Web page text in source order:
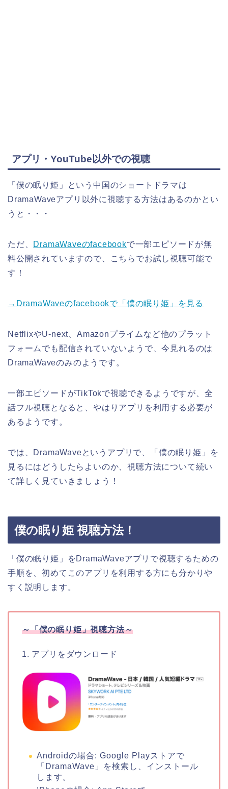
アプリ・YouTube以外での視聴
「僕の眠り姫」という中国のショートドラマは
DramaWaveアプリ以外に視聴する方法はあるのかとい
うと・・・
ただ、 DramaWaveのfacebookで一部エピソードが無
料公開されていますので、こちらでお試し視聴可能で
す！
→DramaWaveのfacebookで「僕の眠り姫」を見る
NetflixやU-next、Amazonプライムなど他のプラット
フォームでも配信されていないようで、今見れるのは
DramaWaveのみのようです。
一部エピソードがTikTokで視聴できるようですが、全
話フル視聴となると、やはりアプリを利用する必要が
あるようです。
では、DramaWaveというアプリで、「僕の眠り姫」を
見るにはどうしたらよいのか、視聴方法について続い
て詳しく見ていきましょう！
僕の眠り姫 視聴方法！
「僕の眠り姫」をDramaWaveアプリで視聴するための
手順を、初めてこのアプリを利用する方にも分かりや
すく説明します。
～「僕の眠り姫」視聴方法～
1. アプリをダウンロード
Androidの場合: Google Playストアで
「DramaWave」を検索し、インストール
します。